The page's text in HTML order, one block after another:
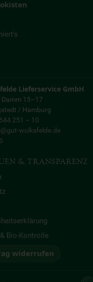
Lieferservice GmbH
15–17
/ Hamburg
251 – 10
wulksfelde.de
& TRANSPARENZ
Bio-Kontrolle
widerrufen